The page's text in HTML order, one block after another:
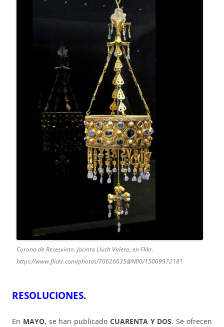
Corona de Recesvinto. Jacinta Lluch Valero, en Flikr.
https://www.flickr.com/photos/70626035@N00/15009972181
RESOLUCIONES.
En MAYO, se han publicado CUARENTA Y DOS. Se ofrecen